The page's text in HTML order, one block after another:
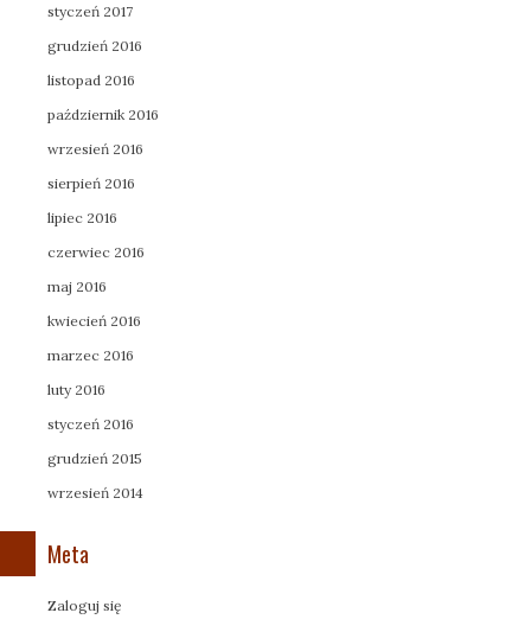
styczeń 2017
grudzień 2016
listopad 2016
październik 2016
wrzesień 2016
sierpień 2016
lipiec 2016
czerwiec 2016
maj 2016
kwiecień 2016
marzec 2016
luty 2016
styczeń 2016
grudzień 2015
wrzesień 2014
Meta
Zaloguj się